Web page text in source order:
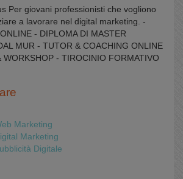
Per giovani professionisti che vogliono
a lavorare nel digital marketing. -
- DIPLOMA DI MASTER
MUR - TUTOR & COACHING ONLINE
WORKSHOP - TIROCINIO FORMATIVO
Marketing
Marketing
Digitale